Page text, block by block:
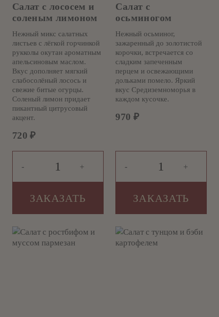
Салат с лососем и
соленым лимоном
720 ₽
Нежный микс салатных
листьев с лёгкой горчинкой
рукколы окутан ароматным
апельсиновым маслом.
Вкус дополняет мягкий
слабосолёный лосось и
свежие битые огурцы.
Соленый лимон придает
пикантный цитрусовый
акцент.
- +
ЗАКАЗАТЬ
Салат с
осьминогом
970 ₽
Нежный осьминог,
зажаренный до золотистой
корочки, встречается со
сладким запеченным
перцем и освежающими
дольками помело. Яркий
вкус Средиземноморья в
каждом кусочке.
- +
ЗАКАЗАТЬ